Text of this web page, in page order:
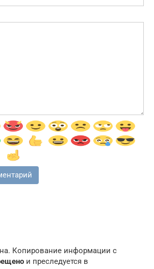
Копирование информации с
и преследуется в